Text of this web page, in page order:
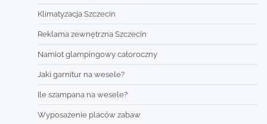
Klimatyzacja Szczecin
Reklama zewnętrzna Szczecin
Namiot glampingowy całoroczny
Jaki garnitur na wesele?
Ile szampana na wesele?
Wyposażenie placów zabaw